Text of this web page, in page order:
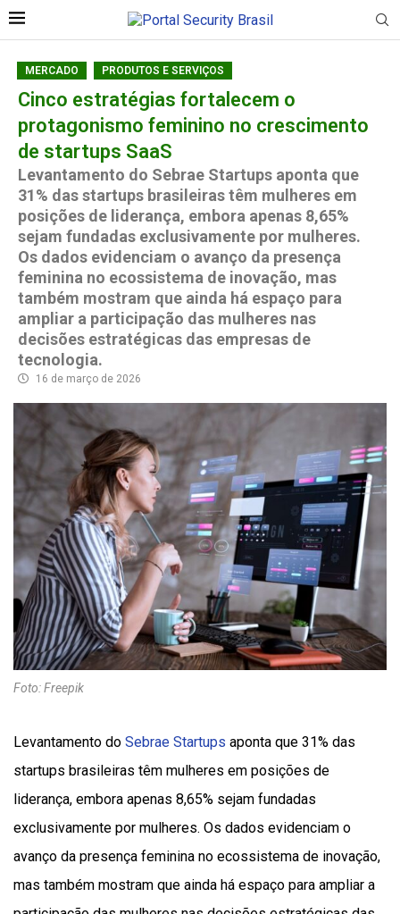
MERCADO PRODUTOS E SERVIÇOS
Cinco estratégias fortalecem o
protagonismo feminino no crescimento
de startups SaaS
Levantamento do Sebrae Startups aponta que
31% das startups brasileiras têm mulheres em
posições de liderança, embora apenas 8,65%
sejam fundadas exclusivamente por mulheres.
Os dados evidenciam o avanço da presença
feminina no ecossistema de inovação, mas
também mostram que ainda há espaço para
ampliar a participação das mulheres nas
decisões estratégicas das empresas de
tecnologia.
16 de março de 2026
Foto: Freepik
Levantamento do Sebrae Startups aponta que 31% das
startups brasileiras têm mulheres em posições de
liderança, embora apenas 8,65% sejam fundadas
exclusivamente por mulheres. Os dados evidenciam o
avanço da presença feminina no ecossistema de inovação,
mas também mostram que ainda há espaço para ampliar a